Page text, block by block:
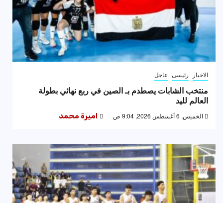
الاخبار رئيسى عاجل
منتخب الشابات يصطدم بـ الصين في ربع نهائي بطولة
العالم لليد
الخميس, 6 أغسطس 2026, 9:04 ص اميرة محمد